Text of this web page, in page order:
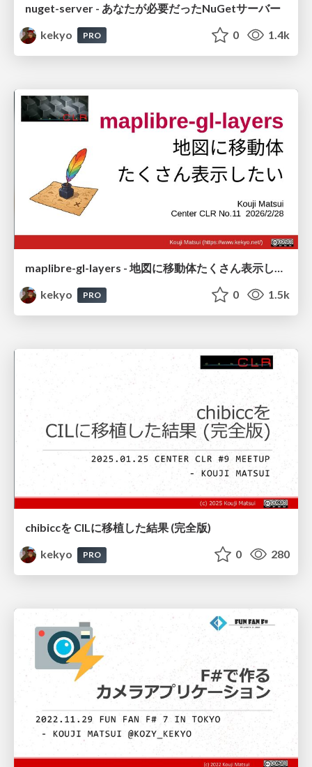
nuget-server - あなたが必要だったNuGetサーバー
kekyo
PRO 0 1.4k
maplibre-gl-layers - 地図に移動体たくさん表示したい
kekyo
PRO 0 1.5k
chibiccを CILに移植した結果 (完全版)
kekyo
PRO 0 280